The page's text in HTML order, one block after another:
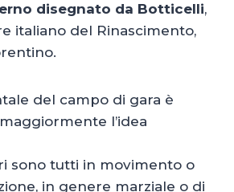
disegnato da Botticelli,
italiano del Rinascimento,
del campo di gara è
l’idea
sono tutti in movimento o
in genere marziale o di